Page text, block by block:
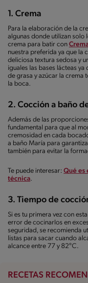
1. Crema
Para la elaboración de la
algunas donde utilizan solo
crema para batir con
nuestra preferida ya que la
deliciosa textura sedosa y
iguales las bases lácteas
de grasa y azúcar la crema
la boca.
2. Cocción a baño
Además de las
fundamental para que al
cremosidad en cada
a baño María para
también para evitar la
Te puede interesar: Qué es
técnica.
3. Tiempo de
Si es tu primera vez con
error de cocinarlos en
seguridad, se recomienda
listas para sacar cuando
alcance entre 77 y 82°C.
RECETAS